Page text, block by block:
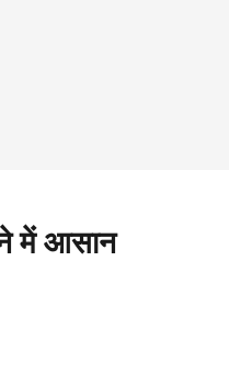
में आसान